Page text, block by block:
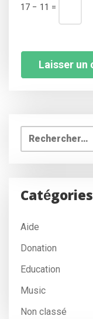
17 − 11 =
Rechercher :
Catégories
Aide
Donation
Education
Music
Non classé